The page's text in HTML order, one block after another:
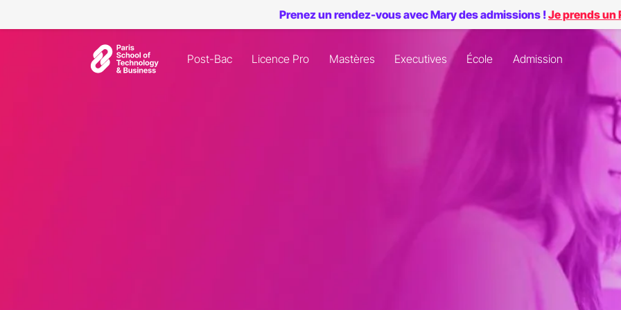
Prenez un rendez-vous avec Mary des admissions !Je prends un
Post-Bac Licence Pro Mastères Executives École Admission